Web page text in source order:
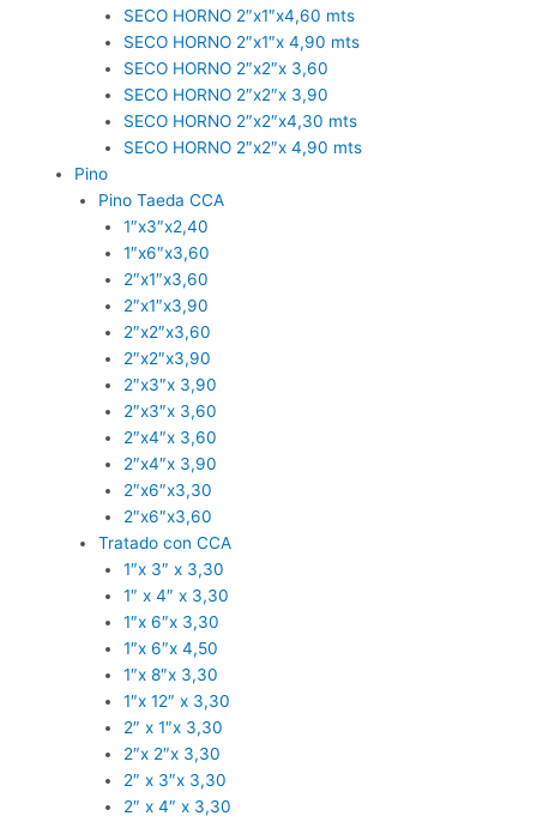
SECO HORNO 2″x1″x4,60 mts
SECO HORNO 2″x1″x 4,90 mts
SECO HORNO 2″x2″x 3,60
SECO HORNO 2″x2″x 3,90
SECO HORNO 2″x2″x4,30 mts
SECO HORNO 2″x2″x 4,90 mts
Pino
Pino Taeda CCA
1″x3″x2,40
1″x6″x3,60
2″x1″x3,60
2″x1″x3,90
2″x2″x3,60
2″x2″x3,90
2″x3″x 3,90
2″x3″x 3,60
2″x4″x 3,60
2″x4″x 3,90
2″x6″x3,30
2″x6″x3,60
Tratado con CCA
1″x 3″ x 3,30
1″ x 4″ x 3,30
1″x 6″x 3,30
1″x 6″x 4,50
1″x 8″x 3,30
1″x 12″ x 3,30
2″ x 1″x 3,30
2″x 2″x 3,30
2″ x 3″x 3,30
2″ x 4″ x 3,30